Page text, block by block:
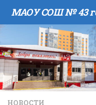
Skip to content
НОВОСТИ